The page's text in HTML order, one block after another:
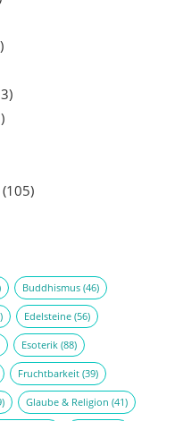
Buddhismus(46)
Edelsteine(56)
Esoterik(88)
Fruchtbarkeit(39)
Glaube & Religion (41)